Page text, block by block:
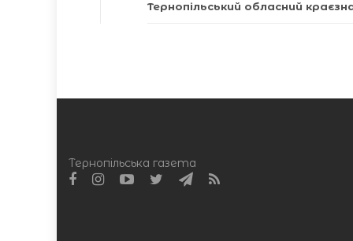
Тернопільський обласний
Тернопільська газета